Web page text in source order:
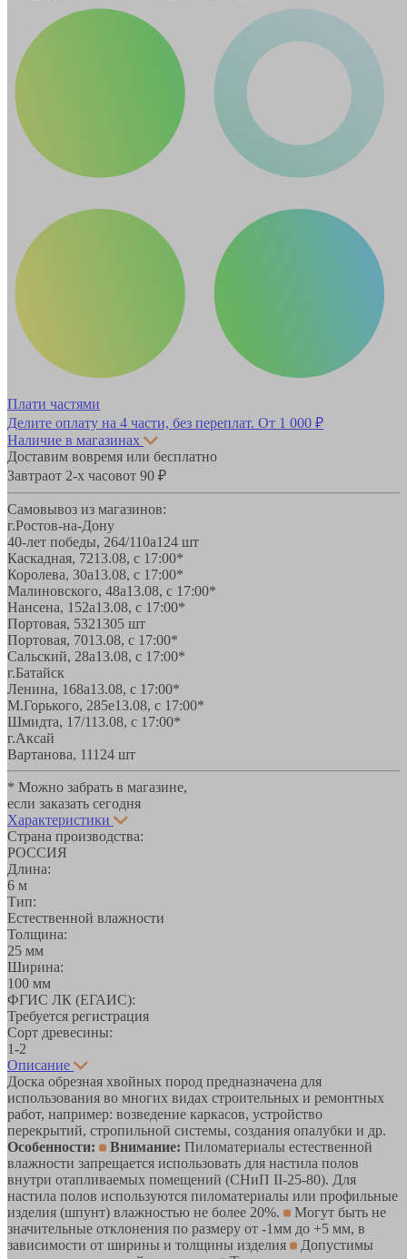
Плати частями
Делите оплату на 4 части, без переплат. От 1 000 ₽
Наличие в магазинах
Доставим вовремя или бесплатно
Завтраот 2-х часовот 90 ₽
Самовывоз из магазинов:
г.Ростов-на-Дону
40-лет победы, 264/110а124 шт
Каскадная, 7213.08, с 17:00*
Королева, 30а13.08, с 17:00*
Малиновского, 48а13.08, с 17:00*
Нансена, 152а13.08, с 17:00*
Портовая, 5321305 шт
Портовая, 7013.08, с 17:00*
Сальский, 28a13.08, с 17:00*
г.Батайск
Ленина, 168а13.08, с 17:00*
М.Горького, 285е13.08, с 17:00*
Шмидта, 17/113.08, с 17:00*
г.Аксай
Вартанова, 11124 шт
* Можно забрать в магазине,
если заказать сегодня
Характеристики
Страна производства:
РОССИЯ
Длина:
6 м
Тип:
Естественной влажности
Толщина:
25 мм
Ширина:
100 мм
ФГИС ЛК (ЕГАИС):
Требуется регистрация
Сорт древесины:
1-2
Описание
Доска обрезная хвойных пород предназначена для
использования во многих видах строительных и ремонтных
работ, например: возведение каркасов, устройство
перекрытий, стропильной системы, создания опалубки и др.
Особенности:
Внимание: Пиломатериалы естественной
влажности запрещается использовать для настила полов
внутри отапливаемых помещений (СНиП II-25-80). Для
настила полов используются пиломатериалы или профильные
изделия (шпунт) влажностью не более 20%.
Могут быть не
значительные отклонения по размеру от -1мм до +5 мм, в
зависимости от ширины и толщины изделия
Допустимы